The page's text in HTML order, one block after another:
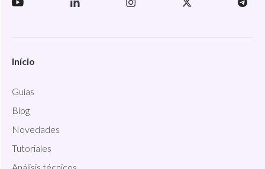
Início
Guías
Blog
Novedades
Tutoriales